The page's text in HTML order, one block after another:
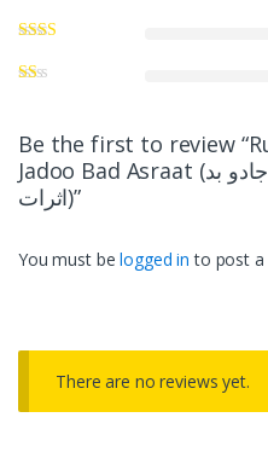
Be the first to review
Jadoo Bad Asraat (روحانی تیل8: برائے دفع جادو بد
اثرات)”
You must belogged in to post a
There are no reviews yet.